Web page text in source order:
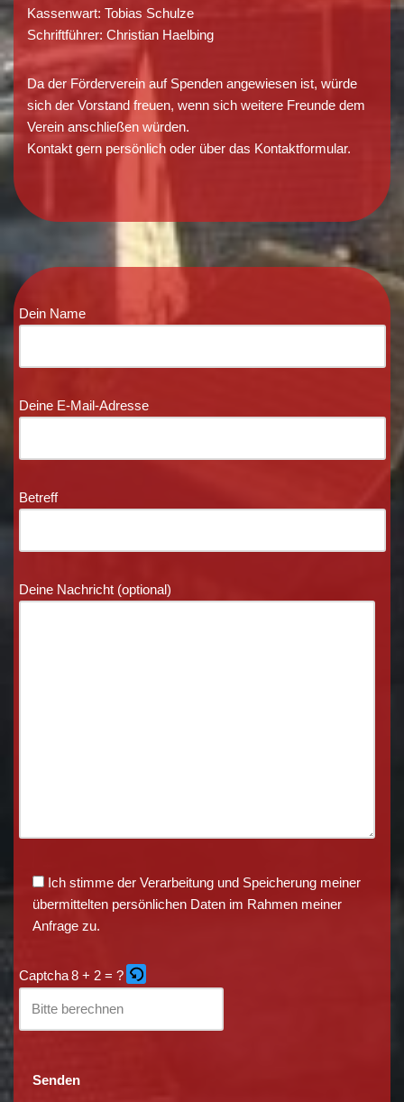
Kassenwart: Tobias Schulze
Schriftführer: Christian Haelbing
Da der Förderverein auf Spenden angewiesen ist, würde
sich der Vorstand freuen, wenn sich weitere Freunde dem
Verein anschließen würden.
Kontakt gern persönlich oder über das Kontaktformular.
Dein Name
Deine E-Mail-Adresse
Betreff
Deine Nachricht (optional)
Ich stimme der Verarbeitung und Speicherung meiner
übermittelten persönlichen Daten im Rahmen meiner
Anfrage zu.
Captcha 8 + 2 = ?